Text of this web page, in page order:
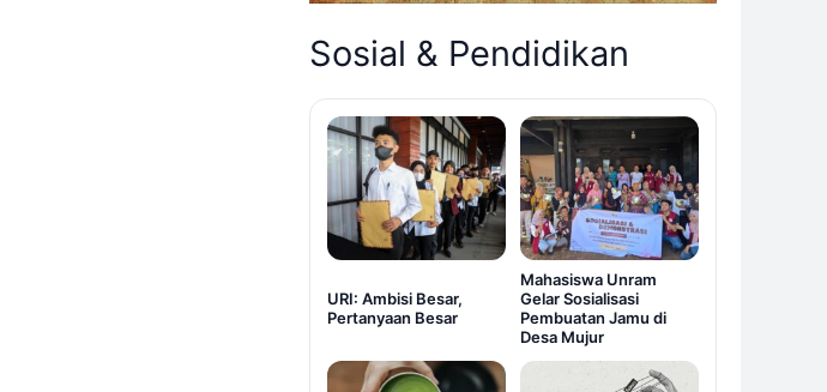
Sosial & Pendidikan
URI: Ambisi Besar,
Pertanyaan Besar
Mahasiswa Unram
Gelar Sosialisasi
Pembuatan Jamu di
Desa Mujur